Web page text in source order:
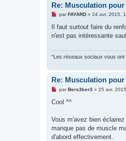
Re: Musculation
M
s
a
n
u
par FAYARD» 24 avr. 2015,
Il faut surtout faire du
n'est pas intéressante
“Les réseaux sociaux vous
Re: Musculation
M
s
g
n
o
parBers3ker3 » 25 avr.
Cool ^^
Vous m'avez bien
manque pas de muscle
d'abord effectivement.